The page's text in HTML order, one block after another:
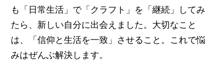
も「日常生活」で「クラフト」を「継続」してみ
たら、新しい自分に出会えました。大切なこと
は、「信仰と生活を一致」させること。これで悩
みはぜんぶ解決します。